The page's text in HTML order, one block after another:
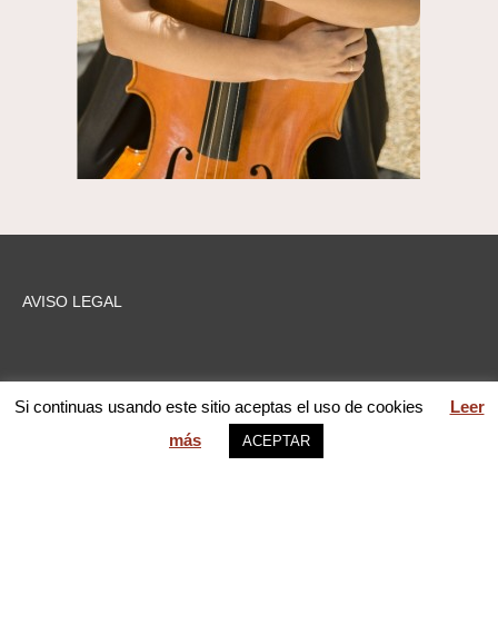
AVISO LEGAL
Contacto / Contac us
Si continuas usando este sitio aceptas el uso de cookies
Leer
más
ACEPTAR